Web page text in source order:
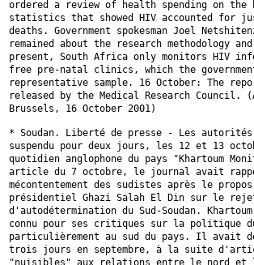
ordered a review of health spending on the
statistics that showed HIV accounted for
deaths. Government spokesman Joel
remained about the research methodology
present, South Africa only monitors HIV
free pre-natal clinics, which the
representative sample. 16 October: The
released by the Medical Research Council.
Brussels, 16 October 2001)
* Soudan. Liberté de presse - Les autorités
suspendu pour deux jours, les 12 et 13
quotidien anglophone du pays
"Khartoum
article du 7 octobre, le journal avait
mécontentement des sudistes après le
présidentiel Ghazi Salah El Din sur le
d'autodétermination du Sud-Soudan.
connu pour ses critiques sur la politique
particulièrement au sud du pays. Il avait
trois jours en septembre, à la suite
"nuisibles" aux relations entre le nord et